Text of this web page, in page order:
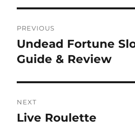
pos
PREVIOUS
Previous
post:
Undead Fortune
Guide & Review
NEXT
Next
Live Roulette